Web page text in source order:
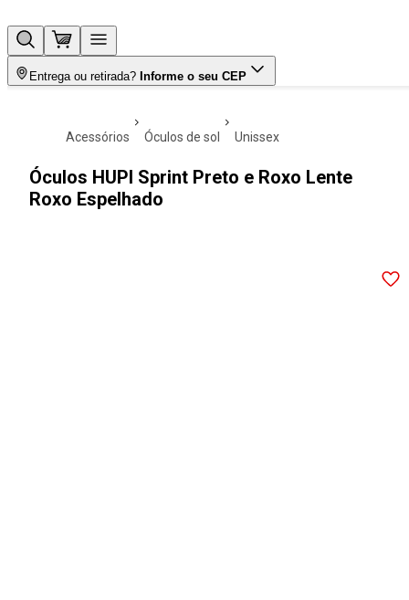
Entrega ou retirada? Informe o seu CEP
acessórios óculos de sol unissex
Óculos HUPI Sprint Preto e Roxo Lente
Roxo Espelhado